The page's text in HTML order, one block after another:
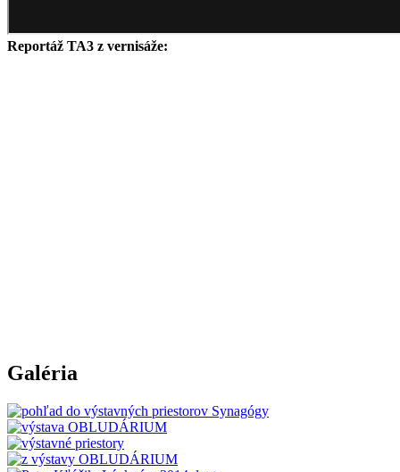
Reportáž TA3 z vernisáže:
Galéria